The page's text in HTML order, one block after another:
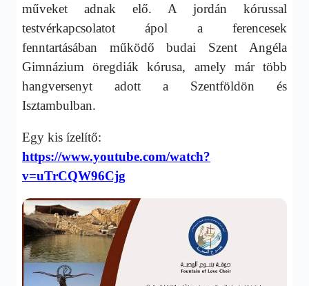
műveket adnak elő. A jordán kórussal
testvérkapcsolatot ápol a ferencesek
fenntartásában működő budai Szent Angéla
Gimnázium öregdiák kórusa, amely már több
hangversenyt adott a Szentföldön és
Isztambulban.
Egy kis ízelítő:
https://www.youtube.com/watch?
v=uTrCQW96Cjg